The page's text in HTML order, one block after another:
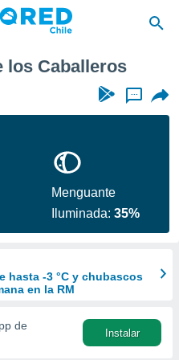
los Caballeros
...
Menguante
Iluminada:35%
hasta -3 °C y chubascos
en la RM
de
Instalar